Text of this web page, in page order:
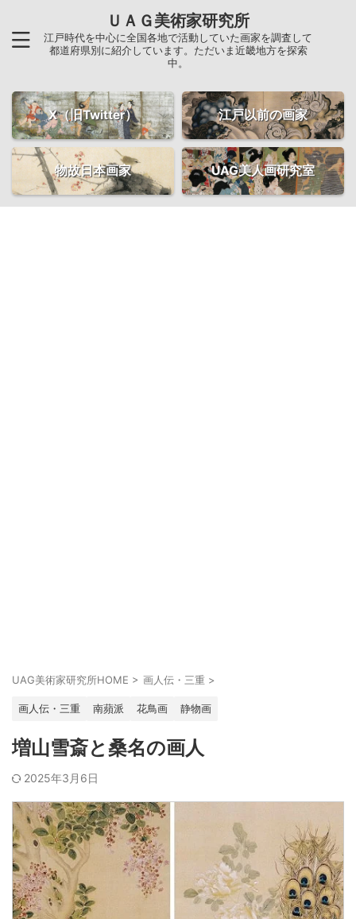
ＵＡＧ美術家研究所
江戸時代を中心に全国各地で活動していた画家を調査して
都道府県別に紹介しています。ただいま近畿地方を探索
中。
X（旧Twitter） 江戸以前の画家
物故日本画家 UAG美人画研究室
UAG美術家研究所HOME > 画人伝・三重 >
画人伝・三重 南蘋派 花鳥画 静物画
増山雪斎と桑名の画人
2025年3月6日